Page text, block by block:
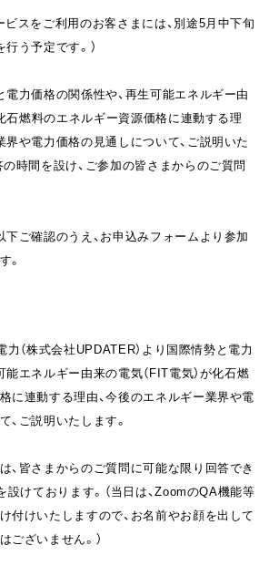
スをご利用のお客さまには、別途5月中下旬
う予定です。）
電力価格の関係性や、再生可能エネルギー由
石燃料のエネルギー資源価格に連動する理
界や電力価格の見通しについて、ご説明いた
の時間を設け、ご参加の皆さまからのご質問
下ご確認のうえ、お申込みフォームより参加
。
力（株式会社UPDATER）より国際情勢と電力
能エネルギー由来の電気（FIT電気）が化石燃
に連動する理由、今後のエネルギー業界や電
ご説明いたします。
、皆さまからのご質問に可能な限り回答でき
設けております。（当日は、ZoomのQA機能等
付けいたしますので、お名前やお顔を出して
ございません。）